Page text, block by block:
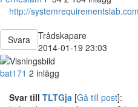
http://
Svara
Trådskapare
2014-01-19 23:03
bat171 2 inlägg
Svar till TLTGja [Gå till post]: